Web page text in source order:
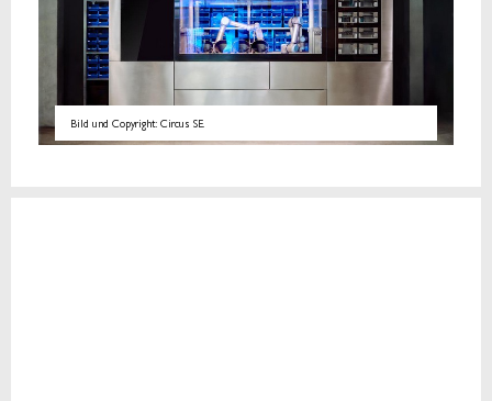
Bild und Copyright: Circus SE.